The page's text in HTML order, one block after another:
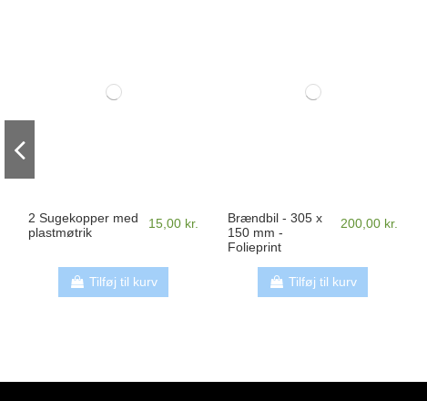
2 Sugekopper med
plastmøtrik
15,00 kr.
Tilføj til kurv
Brændbil - 305 x
150 mm -
Folieprint
200,00 kr.
Tilføj til kurv